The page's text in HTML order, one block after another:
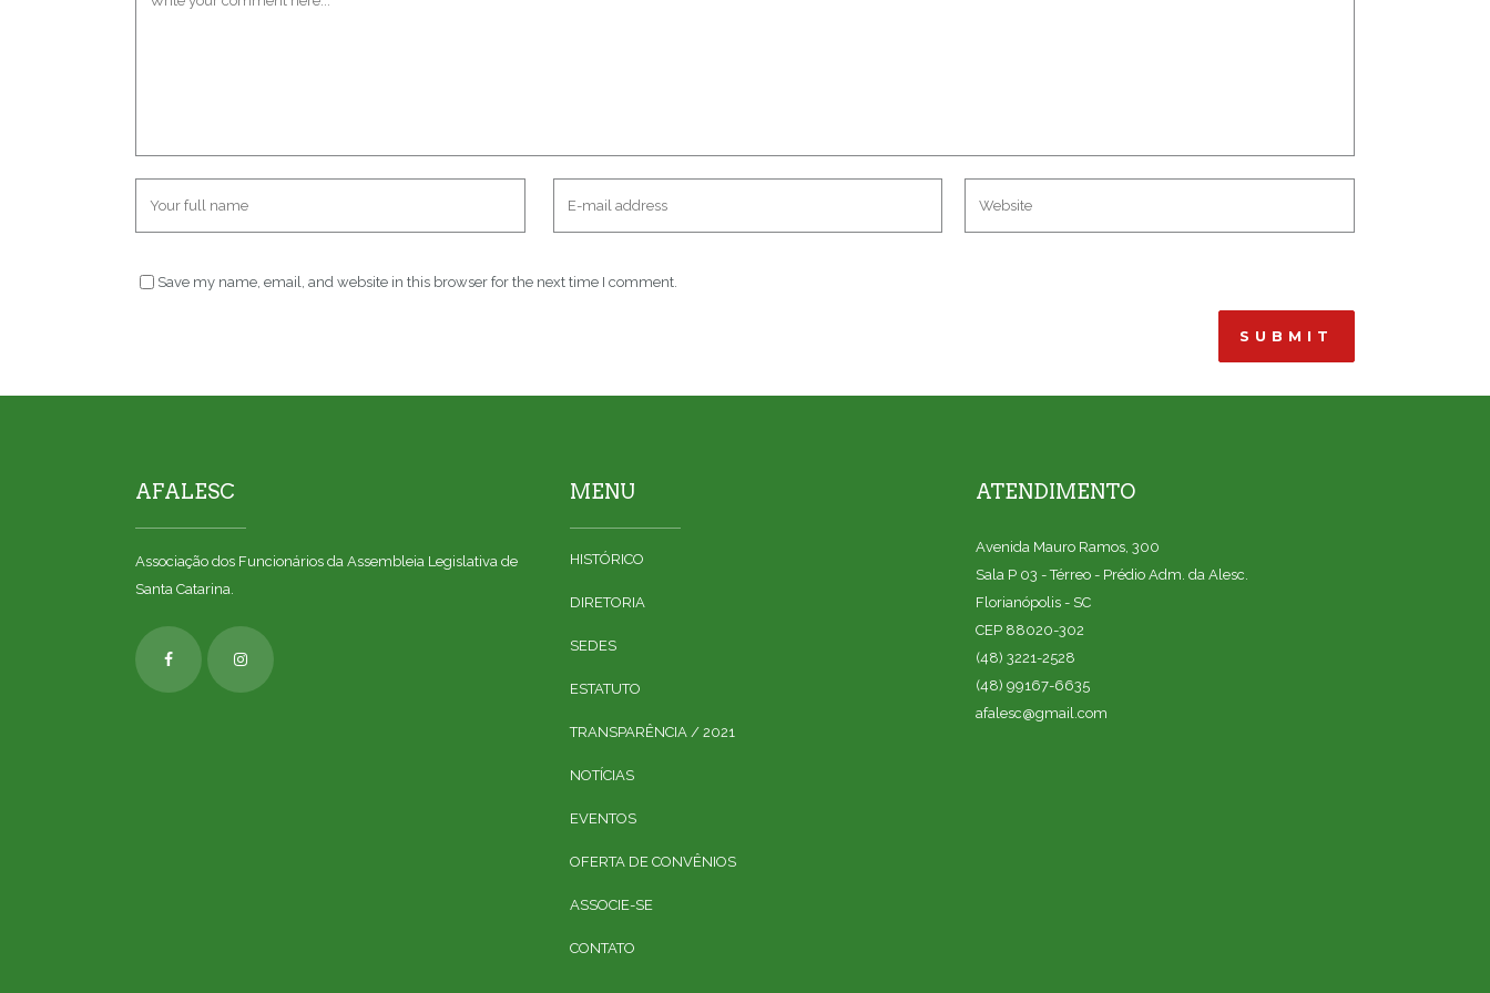
Save my name, email, and website in this browser for the next time I comment.
AFALESC
Associação dos Funcionários da Assembleia Legislativa de
Santa Catarina.
MENU
HISTÓRICO
DIRETORIA
SEDES
ESTATUTO
TRANSPARÊNCIA / 2021
NOTÍCIAS
EVENTOS
OFERTA DE CONVÊNIOS
ASSOCIE-SE
CONTATO
ATENDIMENTO
Avenida Mauro Ramos, 300
Sala P 03 - Térreo - Prédio Adm. da Alesc.
Florianópolis - SC
CEP 88020-302
(48) 3221-2528
(48) 99167-6635
afalesc@gmail.com